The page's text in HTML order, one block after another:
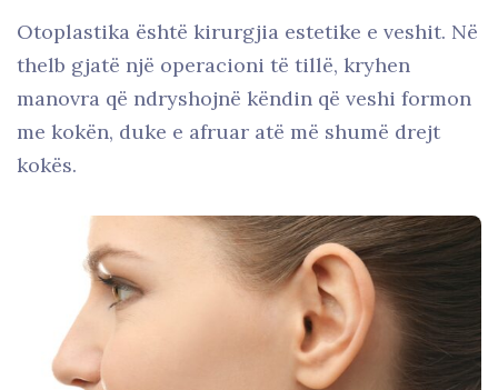
Otoplastika është kirurgjia estetike e veshit. Në
thelb gjatë një operacioni të tillë, kryhen
manovra që ndryshojnë këndin që veshi formon
me kokën, duke e afruar atë më shumë drejt
kokës.